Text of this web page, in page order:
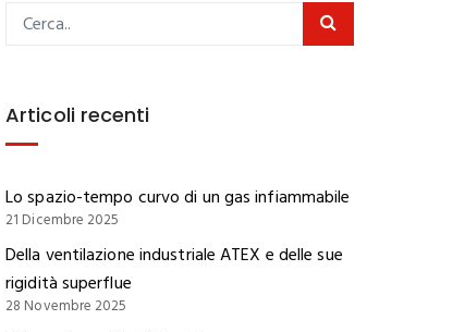
Articoli recenti
Lo spazio-tempo curvo di un gas infiammabile
21 Dicembre 2025
Della ventilazione industriale ATEX e delle sue
rigidità superflue
28 Novembre 2025